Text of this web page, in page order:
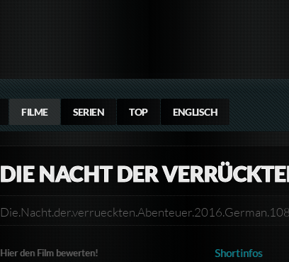
FILME SERIEN TOP ENGLISCH
DIE NACHT DER
Hier den Film bewerten! Shortinfos